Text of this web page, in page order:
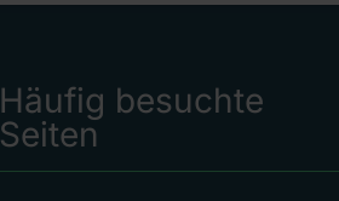
Häufig besuchte
Seiten